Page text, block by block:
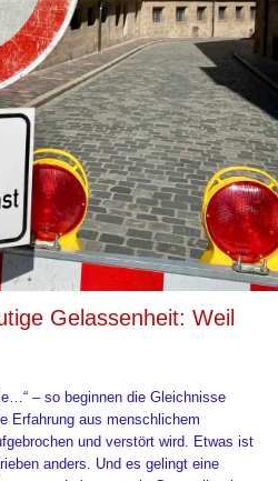
Gelassenheit: Weil
– so beginnen die Gleichnisse
Erfahrung aus menschlichem
und verstört wird. Etwas ist
anders. Und es gelingt eine